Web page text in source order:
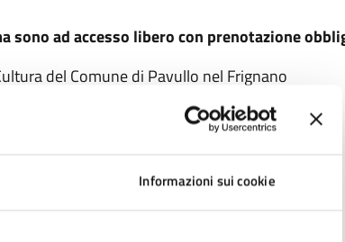
Informazioni sui cookie
sono ad accesso libero con prenotazione
del Comune di Pavullo nel Frignano